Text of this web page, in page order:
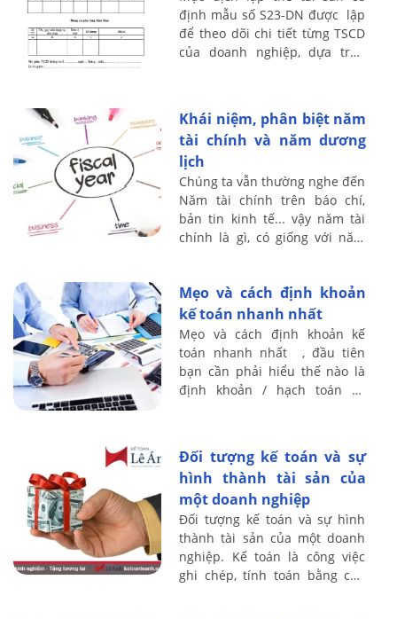
định mẫu số S23-DN được lập
để theo dõi chi tiết từng TSCD
của doanh nghiệp, dựa trên
Khái niệm, phân biệt năm
tài chính và năm dương
lịch
Chúng ta vẫn thường nghe đến
Năm tài chính trên báo chí,
bản tin kinh tế... vậy năm tài
chính là gì, có giống với năm
...
Mẹo và cách định khoản
kế toán nhanh nhất
Mẹo và cách định khoản kế
toán nhanh nhất , đầu tiên
bạn cần phải hiểu thế nào là
định khoản / hạch toán kế
Đối tượng kế toán và sự
hình thành tài sản của
một doanh nghiệp
Đối tượng kế toán và sự hình
thành tài sản của một doanh
nghiệp. Kế toán là công việc
ghi chép, tính toán bằng con